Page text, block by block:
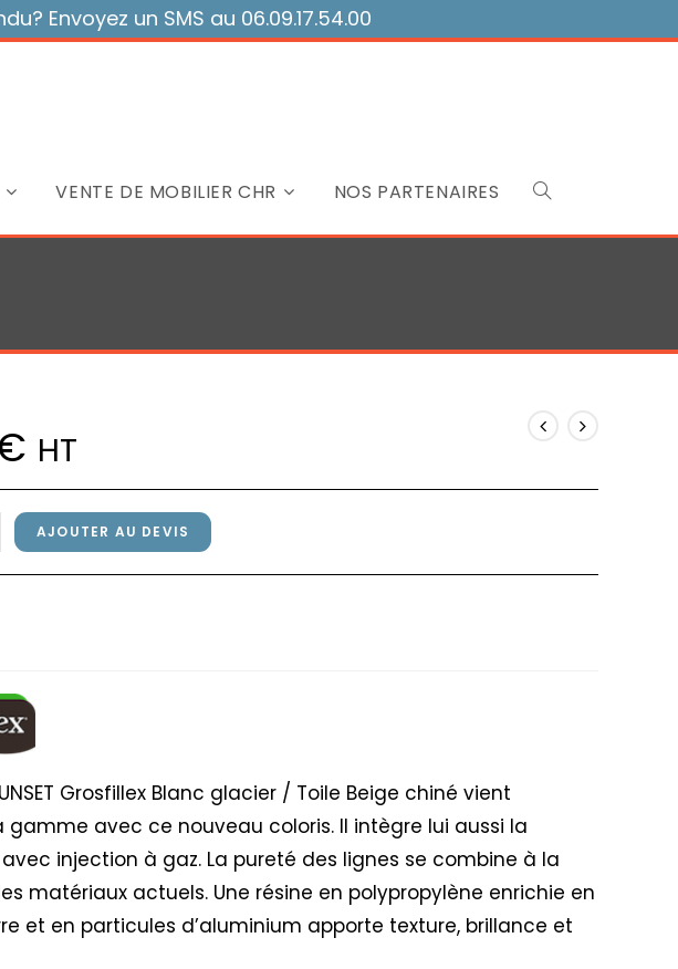
Envoyez un SMS au 06.09.17.54.00
VENTE DE MOBILIER CHR NOS PARTENAIRES Toggle
search
HT
AJOUTER AU DEVIS
Grosfillex Blanc glacier / Toile Beige chiné vient
gamme avec ce nouveau coloris. Il intègre lui aussi la
injection à gaz. La pureté des lignes se combine à la
matériaux actuels. Une résine en polypropylène enrichie en
et en particules d’aluminium apporte texture, brillance et